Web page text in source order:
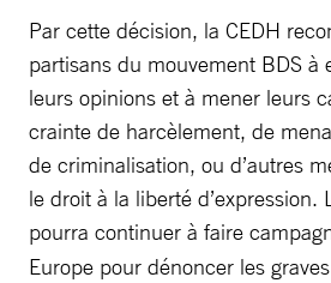
Par cette décision, la CEDH
partisans du mouvement BDS à
leurs opinions et à mener leurs
crainte de harcèlement, de
de criminalisation, ou d’autres
le droit à la liberté d’expression.
pourra continuer à faire
Europe pour dénoncer les